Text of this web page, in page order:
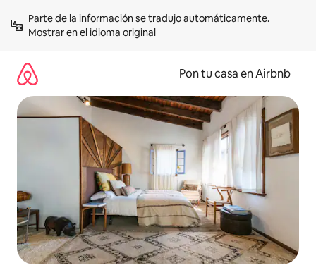
contenidoMostrar en el idioma original
Pon tu casa en Airbnb